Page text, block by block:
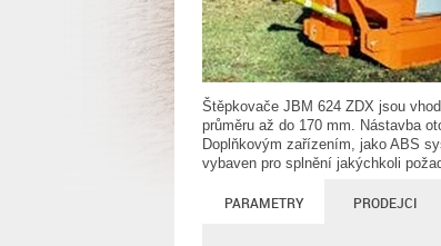
Štěpkovače JBM 624 ZDX jsou
průměru až do 170 mm. Nástavba
Doplňkovým zařízením, jako ABS
vybaven pro splnění jakýchkoli
PARAMETRY PRODEJCI